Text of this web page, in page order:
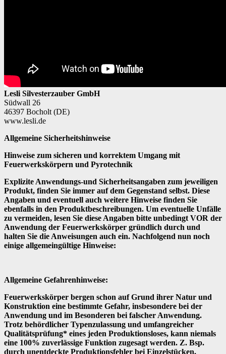
Lesli Silvesterzauber GmbH
Südwall 26
46397 Bocholt (DE)
www.lesli.de
Allgemeine Sicherheitshinweise
Hinweise zum sicheren und korrektem Umgang mit
Feuerwerkskörpern und Pyrotechnik
Explizite Anwendungs-und Sicherheitsangaben zum jeweiligen
Produkt, finden Sie immer auf dem Gegenstand selbst. Diese
Angaben und eventuell auch weitere Hinweise finden Sie
ebenfalls in den Produktbeschreibungen. Um eventuelle Unfälle
zu vermeiden, lesen Sie diese Angaben bitte unbedingt VOR der
Anwendung der Feuerwerkskörper gründlich durch und
halten Sie die Anweisungen auch ein. Nachfolgend nun noch
einige allgemeingültige Hinweise:
Allgemeine Gefahrenhinweise:
Feuerwerkskörper bergen schon auf Grund ihrer Natur und
Konstruktion eine bestimmte Gefahr, insbesondere bei der
Anwendung und im Besonderen bei falscher Anwendung.
Trotz behördlicher Typenzulassung und umfangreicher
Qualitätsprüfung* eines jeden Produktionsloses, kann niemals
eine 100% zuverlässige Funktion zugesagt werden. Z. Bsp.
durch unentdeckte Produktionsfehler bei Einzelstücken,